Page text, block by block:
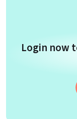
Login now